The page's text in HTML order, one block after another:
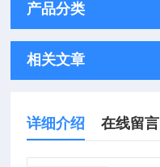
产品分类
相关文章
详细介绍 在线留言